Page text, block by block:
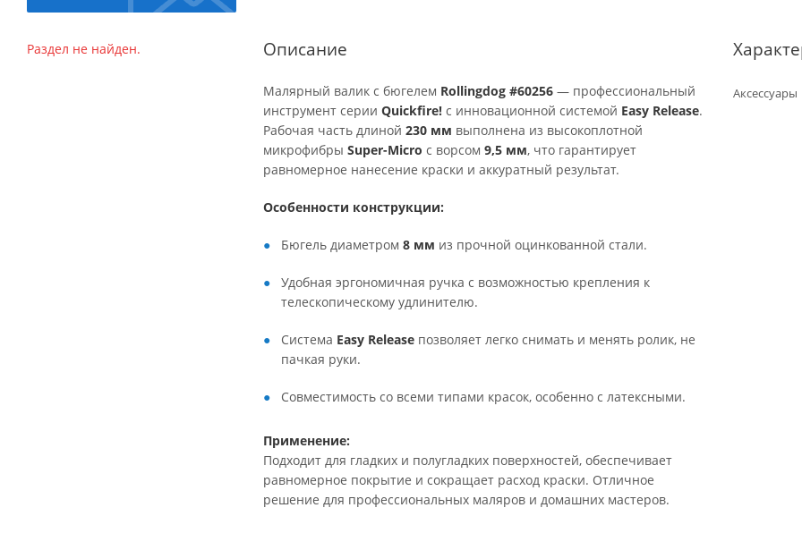
Описание
Малярный валик с бюгелем Rollingdog #60256 — профессиональный
инструмент серии Quickfire! с инновационной системой Easy Release.
Рабочая часть длиной 230 мм выполнена из высокоплотной
микрофибры Super-Micro с ворсом 9,5 мм, что гарантирует
равномерное нанесение краски и аккуратный результат.
Особенности конструкции:
Бюгель диаметром 8 мм из прочной оцинкованной стали.
Удобная эргономичная ручка с возможностью крепления к
телескопическому удлинителю.
Система Easy Release позволяет легко снимать и менять ролик, не
пачкая руки.
Совместимость со всеми типами красок, особенно с латексными.
Применение:
Подходит для гладких и полугладких поверхностей, обеспечивает
равномерное покрытие и сокращает расход краски. Отличное
решение для профессиональных маляров и домашних мастеров.
Аксессуары
Раздел не найден.